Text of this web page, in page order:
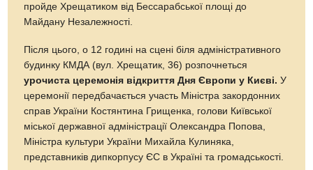
пройде Хрещатиком від Бессарабської площі до
Майдану Незалежності.
Після цього, о 12 годині на сцені біля адміністративного
будинку КМДА (вул. Хрещатик, 36) розпочнеться
урочиста церемонія відкриття Дня Європи у Києві. У
церемонії передбачається участь Міністра закордонних
справ України Костянтина Грищенка, голови Київської
міської державної адміністрації Олександра Попова,
Міністра культури України Михайла Кулиняка,
представників дипкорпусу ЄС в Україні та громадськості.